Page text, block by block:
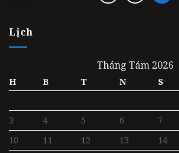
Lịch
Tháng Tám 2026
H B T N S
3
4 5 6 7
10
11 12 13 14